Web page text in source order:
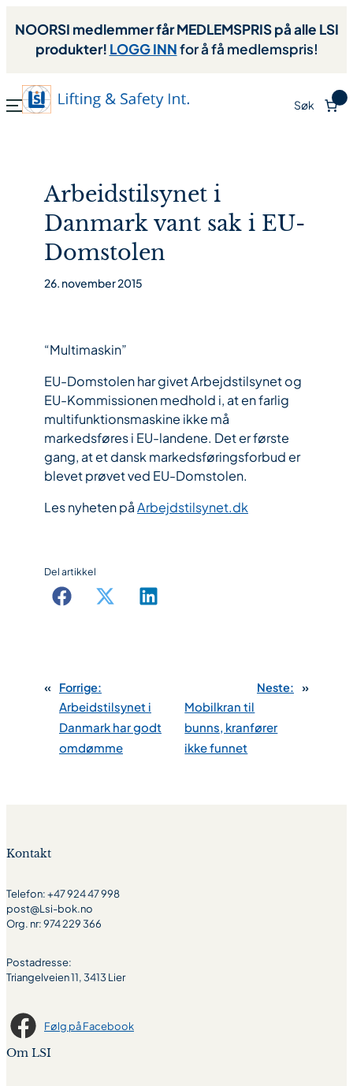
NOORSI medlemmer får MEDLEMSPRIS på alle LSI
produkter! LOGG INNfor å få medlemspris!
Søk
Arbeidstilsynet i
Danmark vant sak i EU-
Domstolen
26. november 2015
“Multimaskin”
EU-Domstolen har givet Arbejdstilsynet og
EU-Kommissionen medhold i, at en farlig
multifunktionsmaskine ikke må
markedsføres i EU-landene. Det er første
gang, at et dansk markedsføringsforbud er
blevet prøvet ved EU-Domstolen.
Les nyheten påArbejdstilsynet.dk
Del artikkel
« Forrige:
Arbeidstilsynet i
Danmark har godt
omdømme
Neste:
Mobilkran til
bunns, kranfører
ikke funnet
»
Kontakt
Telefon: +47 924 47 998
post@Lsi-bok.no
Org. nr: 974 229 366
Postadresse:
Triangelveien 11, 3413 Lier
Følg på Facebook
Om LSI